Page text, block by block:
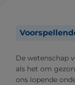
De wetenschap
als het om
ons lopende